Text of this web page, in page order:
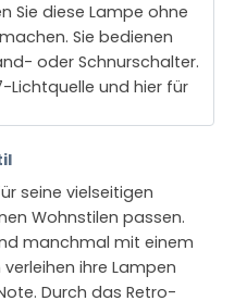
Sie diese Lampe ohne
Sie bedienen
oder Schnurschalter.
Lichtquelle und hier für
seine vielseitigen
Wohnstilen passen.
manchmal mit einem
ihre Lampen
Durch das Retro-